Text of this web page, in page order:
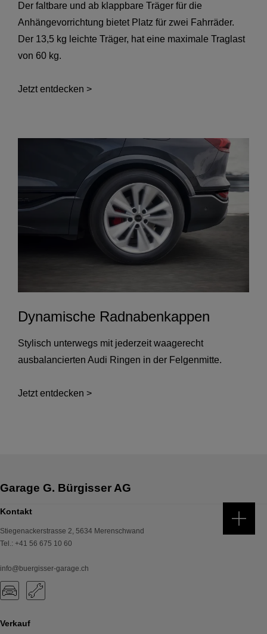
Der faltbare und ab klappbare Träger für die
Anhängevorrichtung bietet Platz für zwei Fahrräder.
Der 13,5 kg leichte Träger, hat eine maximale Traglast
von 60 kg.
Jetzt entdecken >
Dynamische Radnabenkappen
Stylisch unterwegs mit jederzeit waagerecht
ausbalancierten Audi Ringen in der Felgenmitte.
Jetzt entdecken >
Kontakt
Stiegenackerstrasse 2, 5634 Merenschwand
Tel.: +41 56 675 10 60
info@buergisser-garage.ch
Verkauf